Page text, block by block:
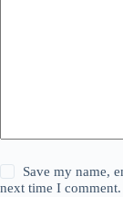
Save my name,
next time I comment.